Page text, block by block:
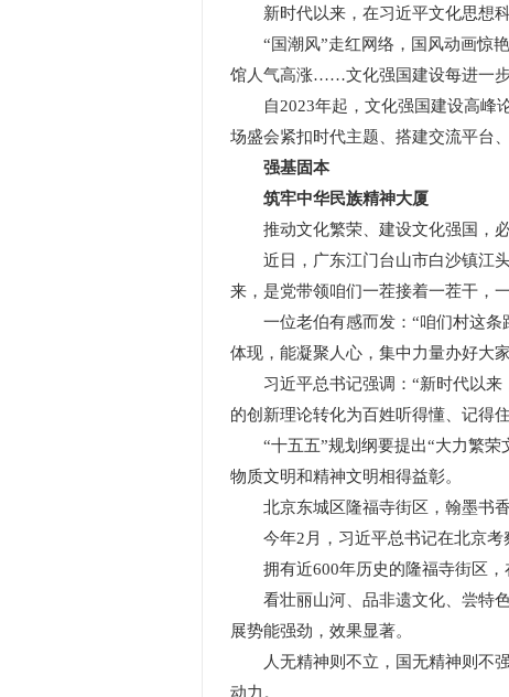
新时代以来，在习近平文化思想科
“国潮风”走红网络，国风动画惊艳
馆人气高涨……文化强国建设每进一步
自2023年起，文化强国建设高峰论
场盛会紧扣时代主题、搭建交流平台
强基固本
筑牢中华民族精神大厦
推动文化繁荣、建设文化强国，必
近日，广东江门台山市白沙镇江头
来，是党带领咱们一茬接着一茬干，
一位老伯有感而发：“咱们村这条
体现，能凝聚人心，集中力量办好大
习近平总书记强调：“新时代以来
的创新理论转化为百姓听得懂、记得
“十五五”规划纲要提出“大力繁荣
物质文明和精神文明相得益彰。
北京东城区隆福寺街区，翰墨书香
今年2月，习近平总书记在北京考
拥有近600年历史的隆福寺街区，
看壮丽山河、品非遗文化、尝特色
展势能强劲，效果显著。
人无精神则不立，国无精神则不强
动力。